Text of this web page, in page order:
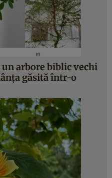
arbore biblic vechi
găsită într-o